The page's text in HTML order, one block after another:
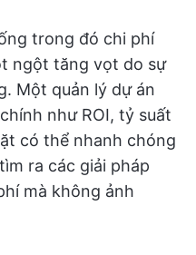
trong đó chi phí
ngột tăng vọt do sự
Một quản lý dự án
như ROI, tỷ suất
có thể nhanh chóng
ra các giải pháp
mà không ảnh